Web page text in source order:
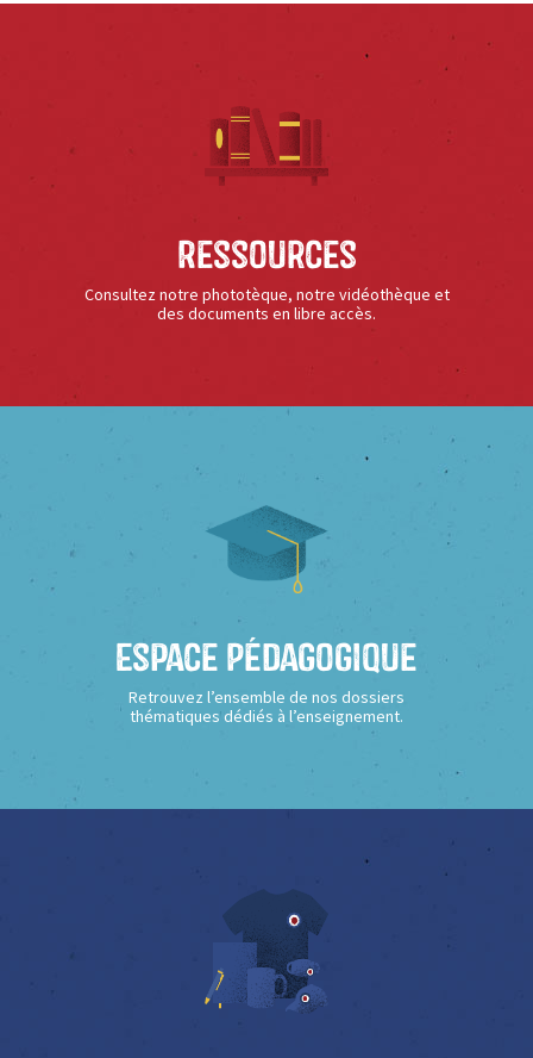
Ressources
Consultez notre phototèque, notre vidéothèque et
des documents en libre accès.
Espace Pédagogique
Retrouvez l’ensemble de nos dossiers
thématiques dédiés à l’enseignement.